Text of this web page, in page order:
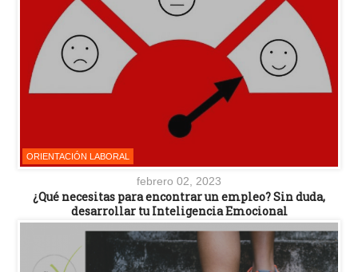
ORIENTACIÓN LABORAL
febrero 02, 2023
¿Qué necesitas para encontrar un empleo? Sin duda,
desarrollar tu Inteligencia Emocional